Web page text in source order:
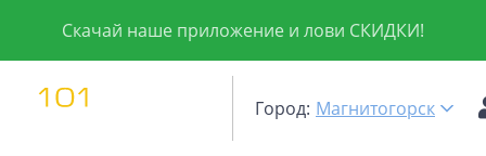
Скачай наше приложение и лови СКИДКИ!
Город: Магнитогорск